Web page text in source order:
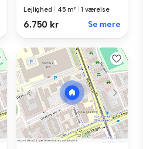
Lejlighed 45 m² 1 værelse
6.750 kr Se mere